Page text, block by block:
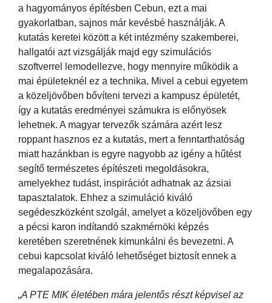
a hagyományos építésben Cebun, ezt a mai
gyakorlatban, sajnos már kevésbé használják. A
kutatás keretei között a két intézmény szakemberei,
hallgatói azt vizsgálják majd egy szimulációs
szoftverrel lemodellezve, hogy mennyire működik a
mai épületeknél ez a technika. Mivel a cebui egyetem
a közeljövőben bővíteni tervezi a kampusz épületét,
így a kutatás eredményei számukra is előnyösek
lehetnek. A magyar tervezők számára azért lesz
roppant hasznos ez a kutatás, mert a fenntarthatóság
miatt hazánkban is egyre nagyobb az igény a hűtést
segítő természetes építészeti megoldásokra,
amelyekhez tudást, inspirációt adhatnak az ázsiai
tapasztalatok. Ehhez a szimuláció kiváló
segédeszközként szolgál, amelyet a közeljövőben egy
a pécsi karon indítandó szakmérnöki képzés
keretében szeretnének kimunkálni és bevezetni. A
cebui kapcsolat kiváló lehetőséget biztosít ennek a
megalapozására.
„A PTE MIK életében mára jelentős részt képvisel az